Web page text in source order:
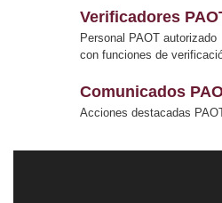
Verificadores
Personal PAOT autorizado
con funciones de
Comunicados
Acciones destacadas